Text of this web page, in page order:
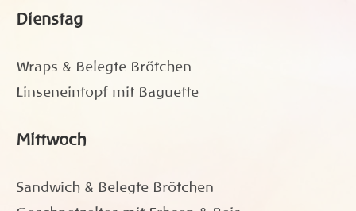
Dienstag
Wraps & Belegte Brötchen
Linseneintopf mit Baguette
Mittwoch
Sandwich & Belegte Brötchen